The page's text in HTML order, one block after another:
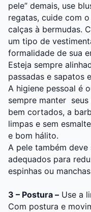
pele” demais, use
regatas, cuide com
calças à bermudas.
um tipo de
formalidade de sua
Esteja sempre
passadas e sapatos
A higiene pessoal é
sempre manter
bem cortados, a
limpas e sem
e bom hálito.
A pele também
adequados para
espinhas ou
3 – Postura – Use a
Com postura e